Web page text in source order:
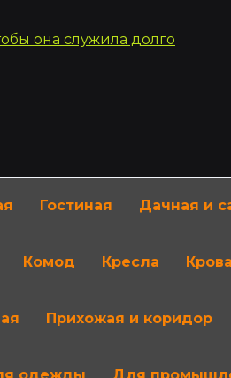
Гостиная Дачная и
Комод Кресла
Прихожая и коридор